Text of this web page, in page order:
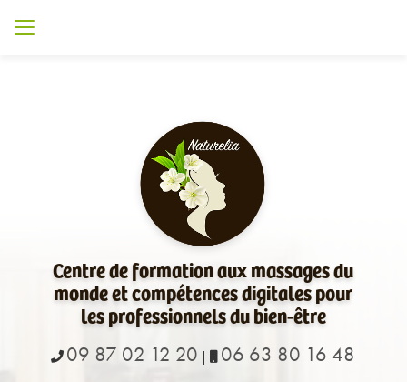
Centre de formation aux massages du
monde et compétences digitales pour
les professionnels du bien-être
09 87 02 12 20
06 63 80 16 48